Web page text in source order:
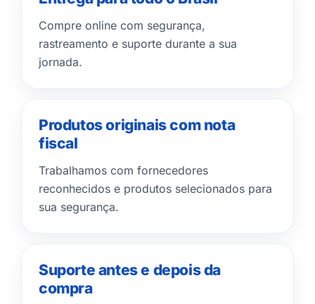
Compre online com segurança,
rastreamento e suporte durante a sua
jornada.
Produtos originais com nota
fiscal
Trabalhamos com fornecedores
reconhecidos e produtos selecionados para
sua segurança.
Suporte antes e depois da
compra